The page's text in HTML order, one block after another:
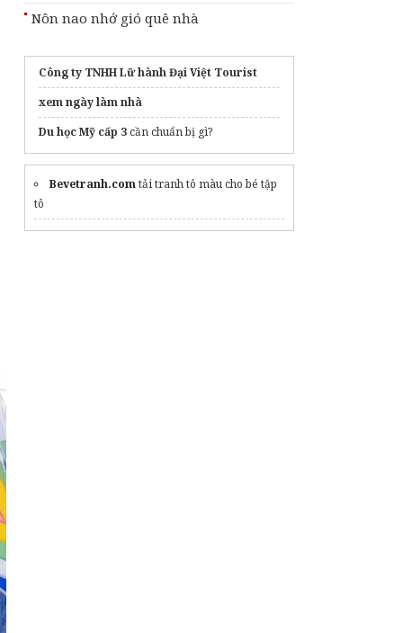
Nôn nao nhớ gió quê nhà
Công ty TNHH Lữ hành Đại Việt Tourist
xem ngày làm nhà
Du học Mỹ cấp 3cần chuẩn bị gì?
Bevetranh.comtải tranh tô màu cho bé tập
tô